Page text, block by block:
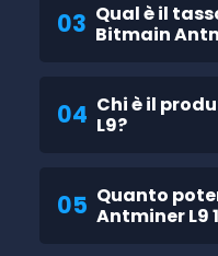
03 Qual è il
Bitmain
04 Chi è il
L9?
05 Quanto
Antminer L9